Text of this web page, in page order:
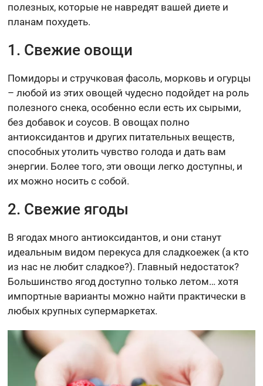
полезных, которые не навредят вашей диете и
планам похудеть.
1. Свежие овощи
Помидоры и стручковая фасоль, морковь и огурцы
– любой из этих овощей чудесно подойдет на роль
полезного снека, особенно если есть их сырыми,
без добавок и соусов. В овощах полно
антиоксидантов и других питательных веществ,
способных утолить чувство голода и дать вам
энергии. Более того, эти овощи легко доступны, и
их можно носить с собой.
2. Свежие ягоды
В ягодах много антиоксидантов, и они станут
идеальным видом перекуса для сладкоежек (а кто
из нас не любит сладкое?). Главный недостаток?
Большинство ягод доступно только летом… хотя
импортные варианты можно найти практически в
любых крупных супермаркетах.